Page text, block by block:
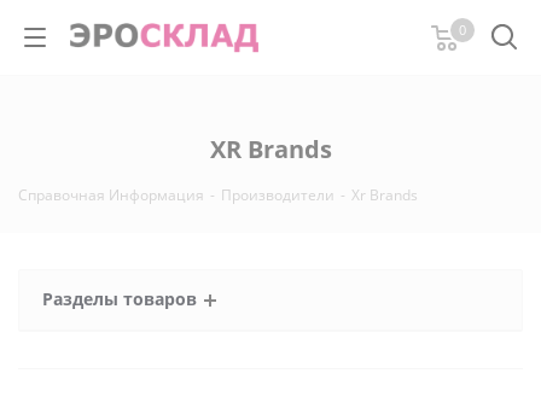
0
XR Brands
Справочная Информация - Производители - Xr Brands
Разделы товаров